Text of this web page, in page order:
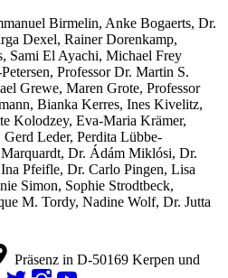
Birmelin, Anke Bogaerts, Dr.
Dexel, Rainer Dorenkamp,
Sami El Ayachi, Michael Frey
Professor Dr. Martin S.
Grewe, Maren Grote, Professor
Bianka Kerres, Ines Kivelitz,
Kolodzey, Eva-Maria Krämer,
Leder, Perdita Lübbe-
Marquardt, Dr. Ádám Miklósi, Dr.
Pfeifle, Dr. Carlo Pingen, Lisa
Simon, Sophie Strodtbeck,
M. Tordy, Nadine Wolf, Dr. Jutta
Präsenz in D-50169 Kerpen und